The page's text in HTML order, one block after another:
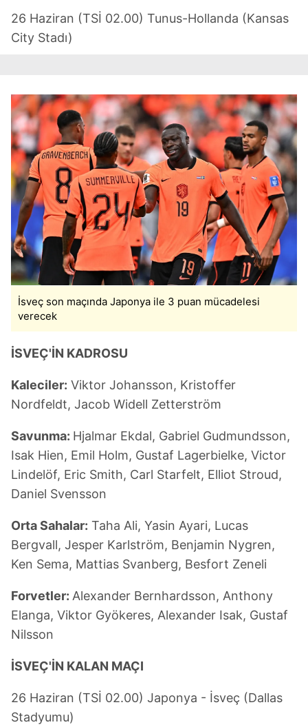
26 Haziran (TSİ 02.00) Tunus-Hollanda (Kansas
City Stadı)
İsveç son maçında Japonya ile 3 puan mücadelesi
verecek
İSVEÇ'İN KADROSU
Kaleciler: Viktor Johansson, Kristoffer
Nordfeldt, Jacob Widell Zetterström
Savunma: Hjalmar Ekdal, Gabriel Gudmundsson,
Isak Hien, Emil Holm, Gustaf Lagerbielke, Victor
Lindelöf, Eric Smith, Carl Starfelt, Elliot Stroud,
Daniel Svensson
Orta Sahalar: Taha Ali, Yasin Ayari, Lucas
Bergvall, Jesper Karlström, Benjamin Nygren,
Ken Sema, Mattias Svanberg, Besfort Zeneli
Forvetler: Alexander Bernhardsson, Anthony
Elanga, Viktor Gyökeres, Alexander Isak, Gustaf
Nilsson
İSVEÇ'İN KALAN MAÇI
26 Haziran (TSİ 02.00) Japonya - İsveç (Dallas
Stadyumu)